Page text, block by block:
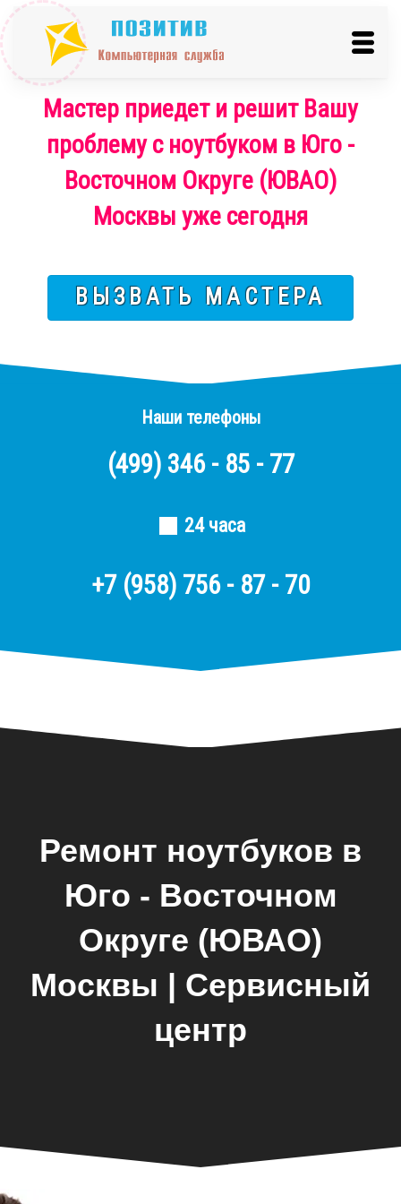
Мастер приедет и решит Вашу
проблему с ноутбуком в Юго -
Восточном Округе (ЮВАО)
Москвы уже сегодня
ВЫЗВАТЬ МАСТЕРА
Наши телефоны
(499) 346 - 85 - 77
24 часа
+7 (958) 756 - 87 - 70
Ремонт ноутбуков в
Юго - Восточном
Округе (ЮВАО)
Москвы | Сервисный
центр